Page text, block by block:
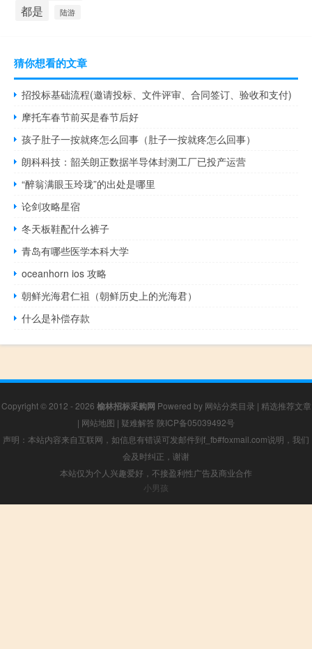
都是 陆游
猜你想看的文章
招投标基础流程(邀请投标、文件评审、合同签订、验收和支付)
摩托车春节前买是春节后好
孩子肚子一按就疼怎么回事（肚子一按就疼怎么回事）
朗科科技：韶关朗正数据半导体封测工厂已投产运营
“醉翁满眼玉玲珑”的出处是哪里
论剑攻略星宿
冬天板鞋配什么裤子
青岛有哪些医学本科大学
oceanhorn ios 攻略
朝鲜光海君仁祖（朝鲜历史上的光海君）
什么是补偿存款
Copyright © 2012 - 2026 榆林招标采购网 Powered by 网站分类目录 | 精选推荐文章
| 网站地图 | 疑难解答 陕ICP备05039492号
声明：本站内容来自互联网，如信息有错误可发邮件到f_fb#foxmail.com说明，我们
会及时纠正，谢谢
本站仅为个人兴趣爱好，不接盈利性广告及商业合作
小男孩